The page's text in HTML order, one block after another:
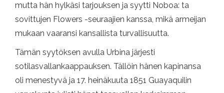
mutta hän hylkäsi tarjouksen ja syytti Noboa: ta
sovittujen Flowers -seuraajien kanssa, mikä armeijan
mukaan vaaransi kansallista turvallisuutta.
Tämän syytöksen avulla Urbina järjesti
sotilasvallankaappauksen. Tällöin hänen kapinansa
oli menestyvä ja 17. heinäkuuta 1851 Guayaquilin